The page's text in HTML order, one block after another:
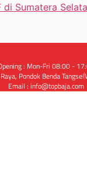
di Sumatera
: Mon-Fri 08:00 -
Pondok Benda Tangsel
Email : info@topbaja.com